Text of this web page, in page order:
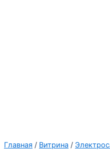
Главная / Витрина /